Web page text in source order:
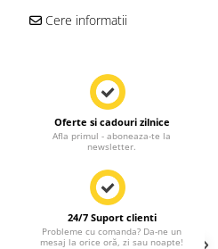
Cere informatii
Oferte si cadouri zilnice
Afla primul - aboneaza-te la
newsletter.
24/7 Suport clienti
Probleme cu comanda? Da-ne un
mesaj la orice oră, zi sau noapte!